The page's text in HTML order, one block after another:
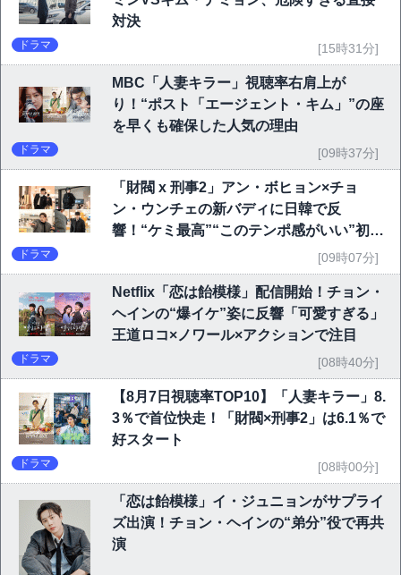
対決
ドラマ [15時31分]
MBC「人妻キラー」視聴率右肩上が
り！“ポスト「エージェント・キム」”の座
を早くも確保した人気の理由
ドラマ [09時37分]
「財閥 x 刑事2」アン・ボヒョン×チョ
ン・ウンチェの新バディに日韓で反
響！“ケミ最高”“このテンポ感がいい”初回
ドラマ [09時07分]
Netflix「恋は飴模様」配信開始！チョン・
ヘインの“爆イケ”姿に反響「可愛すぎる」
王道ロコ×ノワール×アクションで注目
ドラマ [08時40分]
【8月7日視聴率TOP10】「人妻キラー」8.
3％で首位快走！「財閥×刑事2」は6.1％で
好スタート
ドラマ [08時00分]
「恋は飴模様」イ・ジュニョンがサプライ
ズ出演！チョン・ヘインの“弟分”役で再共
演